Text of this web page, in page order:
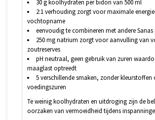
30 g koolhydraten per bidon van 500 ml
2:1 verhouding zorgt voor maximale
vochtopname
eenvoudig te combineren met andere
250 mg natrium zorgt voor aanvulling van
zoutreserves
pH neutraal, geen gebruik van zuren
maaglast optreedt
5 verschillende smaken, zonder kleurstoffen
voedingszuren
Te weinig koolhydraten en uitdroging zijn de
oorzaken van vermoeidheid tijdens